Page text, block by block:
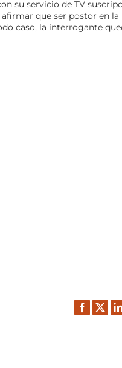
su servicio de TV
que ser postor en la
caso, la interrogante
Facebook